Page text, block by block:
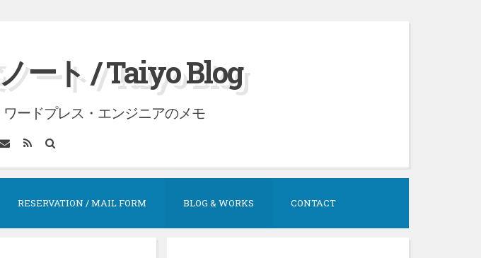
ート / Taiyo Blog
ードプレス・エンジニアのメモ
メ
RSS
RESERVATION / MAIL FORM BLOG & WORKS CONTACT